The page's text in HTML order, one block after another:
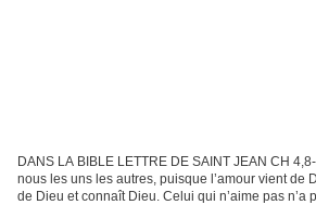
DANS LA BIBLE LETTRE DE SAINT JEAN CH
nous les uns les autres, puisque l’amour vient de
de Dieu et connaît Dieu. Celui qui n’aime pas n’a